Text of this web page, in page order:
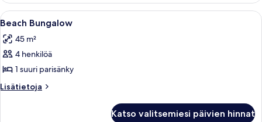
Avaa
kaikki
huonetyypin
Beach
Bungalow
kuvat
Hotellihuone, jossa on suuri sänky,
9
Beach Bungalow
45 m²
4 henkilöä
1 suuri parisänky
Lisätietoja
Lisätietoja
Katso valitsemiesi päivien hinnat